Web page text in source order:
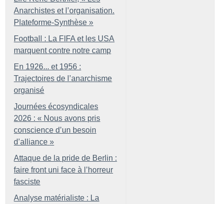
Anarchistes et l’organisation.
Plateforme-Synthèse »
Football : La FIFA et les USA
marquent contre notre camp
En 1926... et 1956 :
Trajectoires de l’anarchisme
organisé
Journées écosyndicales
2026 : « Nous avons pris
conscience d’un besoin
d’alliance »
Attaque de la pride de Berlin :
faire front uni face à l’horreur
fasciste
Analyse matérialiste : La